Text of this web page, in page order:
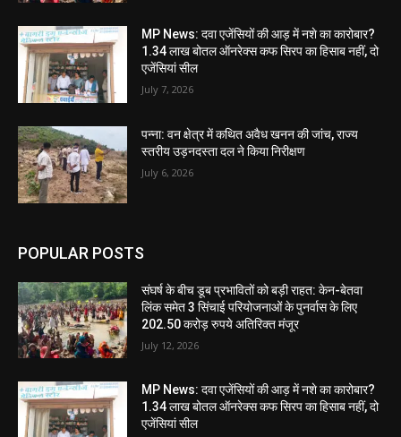
MP News: दवा एजेंसियों की आड़ में नशे का कारोबार?
1.34 लाख बोतल ऑनरेक्स कफ सिरप का हिसाब नहीं, दो
एजेंसियां सील
July 7, 2026
पन्ना: वन क्षेत्र में कथित अवैध खनन की जांच, राज्य
स्तरीय उड़नदस्ता दल ने किया निरीक्षण
July 6, 2026
POPULAR POSTS
संघर्ष के बीच डूब प्रभावितों को बड़ी राहत: केन-बेतवा
लिंक समेत 3 सिंचाई परियोजनाओं के पुनर्वास के लिए
202.50 करोड़ रुपये अतिरिक्त मंजूर
July 12, 2026
MP News: दवा एजेंसियों की आड़ में नशे का कारोबार?
1.34 लाख बोतल ऑनरेक्स कफ सिरप का हिसाब नहीं, दो
एजेंसियां सील